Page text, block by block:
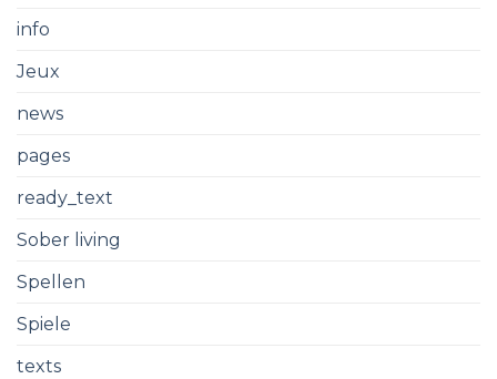
info
Jeux
news
pages
ready_text
Sober living
Spellen
Spiele
texts